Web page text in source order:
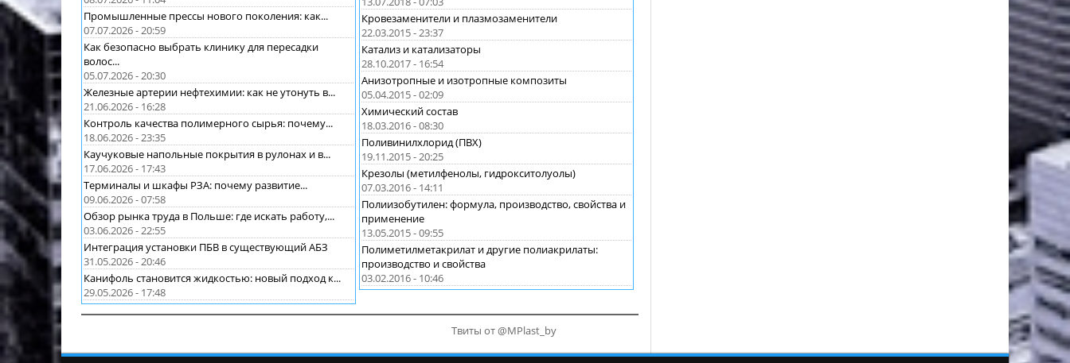
Промышленные прессы нового поколения: как...
07.07.2026 - 20:59
Как безопасно выбрать клинику для пересадки
волос...
05.07.2026 - 20:30
Железные артерии нефтехимии: как не утонуть в...
21.06.2026 - 16:28
Контроль качества полимерного сырья: почему...
18.06.2026 - 23:35
Каучуковые напольные покрытия в рулонах и в...
17.06.2026 - 17:43
Терминалы и шкафы РЗА: почему развитие...
09.06.2026 - 07:58
Обзор рынка труда в Польше: где искать работу,...
03.06.2026 - 22:55
Интеграция установки ПБВ в существующий АБЗ
31.05.2026 - 20:46
Канифоль становится жидкостью: новый подход к...
29.05.2026 - 17:48
Кровезаменители и плазмозаменители
22.03.2015 - 23:37
Катализ и катализаторы
28.10.2017 - 16:54
Анизотропные и изотропные композиты
05.04.2015 - 02:09
Химический состав
18.03.2016 - 08:30
Поливинилхлорид (ПВХ)
19.11.2015 - 20:25
Крезолы (метилфенолы, гидрокситолуолы)
07.03.2016 - 14:11
Полиизобутилен: формула, производство, свойства и
применение
13.05.2015 - 09:55
Полиметилметакрилат и другие полиакрилаты:
производство и свойства
03.02.2016 - 10:46
Твиты от @MPlast_by